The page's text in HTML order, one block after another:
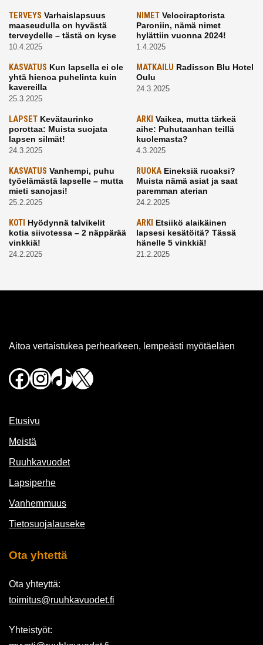
TERVEYS Varhaislapsuus
maaseudulla on hyvästä
terveydelle – tästä on kyse
10.4.2025
NIMETVelociraptorista
Paroniin, nämä nimet
hylättiin vuonna 2024!
1.4.2025
KASVATUS Kun lapsella ei ole
yhtä hienoa puhelinta kuin
kavereilla
25.3.2025
MATKAILU Radisson Blu Hotel
Oulu
24.3.2025
LAPSET Kevätaurinko
porottaa: Muista suojata
lapsen silmät!
24.3.2025
ARKI Vaikea, mutta tärkeä
aihe: Puhutaanhan teillä
kuolemasta?
4.3.2025
KASVATUS Vanhempi, puhu
työelämästä lapselle – mutta
mieti sanojasi!
25.2.2025
RUOKAEineksiä ruoaksi?
Muista nämä asiat ja saat
paremman aterian
24.2.2025
KOTI Hyödynnä talvikelit
kotia siivotessa – 2 näppärää
vinkkiä!
24.2.2025
ARKI Etsiikö alaikäinen
lapsesi kesätöitä? Tässä
hänelle 5 vinkkiä!
21.2.2025
Aitoa vertaistukea perhearkeen, lempeästi myötäeläen
Facebook
Instagram
TikTok
X
Etusivu
Meistä
Ruuhkavuodet
Lapsiperhe
Vanhemmuus
Tietosuojalauseke
Ota yhtettä
Ota yhteyttä:
toimitus@ruuhkavuodet.fi
Yhteistyöt: